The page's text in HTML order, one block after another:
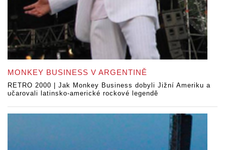
MONKEY BUSINESS V ARGENTINĚ
RETRO 2000 | Jak Monkey Business dobyli Jižní Ameriku a
učarovali latinsko-americké rockové legendě